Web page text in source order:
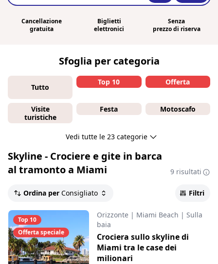
Cancellazione
gratuita
Biglietti
elettronici
Senza
prezzo di riserva
Sfoglia per categoria
Tutto
Top 10 Offerta
Visite
turistiche
Festa Motoscafo
Vedi tutte le 23 categorie
Skyline - Crociere e gite in barca
al tramonto a Miami
9 risultati
Ordina per Consigliato Filtri
Top 10
Offerta speciale
Orizzonte | Miami Beach | Sulla
baia
Crociera sullo skyline di
Miami tra le case dei
milionari